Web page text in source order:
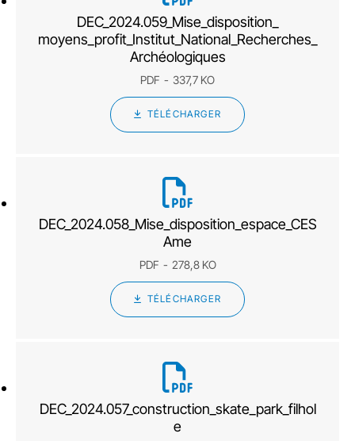
DEC_2024.059_Mise_disposition_
moyens_profit_Institut_National_Recherches_
Archéologiques
PDF 337,7 KO
TÉLÉCHARGER
DEC_2024.058_Mise_disposition_espace_CES
Ame
PDF 278,8 KO
TÉLÉCHARGER
DEC_2024.057_construction_skate_park_filhol
e